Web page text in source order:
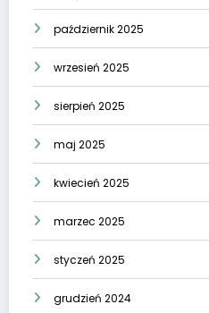
październik 2025
wrzesień 2025
sierpień 2025
maj 2025
kwiecień 2025
marzec 2025
styczeń 2025
grudzień 2024